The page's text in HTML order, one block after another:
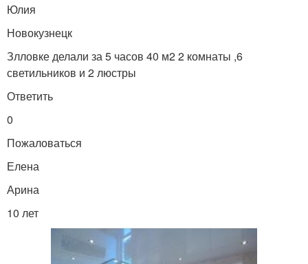
Юлия
Новокузнецк
Злловке делали за 5 часов 40 м2 2 комнаты ,6
светильников и 2 люстры
Ответить
0
Пожаловаться
Елена
Арина
10 лет